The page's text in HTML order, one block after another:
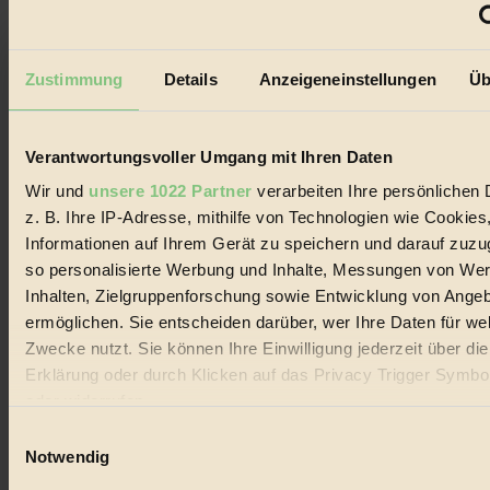
Zustimmung Details Anzeigeneinstellungen
Verantwortungsvoller Umgang mit Ihren Daten
Wir und unsere 1022 Partner verarbeiten Ihre persönlichen
z. B. Ihre IP-Adresse, mithilfe von Technologien wie
Informationen auf Ihrem Gerät zu speichern und darauf
so personalisierte Werbung und Inhalte, Messungen von
Inhalten, Zielgruppenforschung sowie Entwicklung von
ermöglichen. Sie entscheiden darüber, wer Ihre Daten für
Zwecke nutzt. Sie können Ihre Einwilligung jederzeit über
Erklärung oder durch Klicken auf das Privacy Trigger
Wenn Sie es erlauben, würden wir auch gerne:
Notwendig
seine Bewegungen festzuhalten.
Außerdem im Heft
GEMEIN:Tropische Stechmücken fühlen sich in
Mitteleuropa inziwschen oft zu Hause.
Es gibt nun Weinflaschen, die nach
Entleerung voll wieder zu dir zurückkommen.
Der BIORAMA-Newsletter
Gewinnspiele & Ausgaben übersichtlich aufbereitet vom